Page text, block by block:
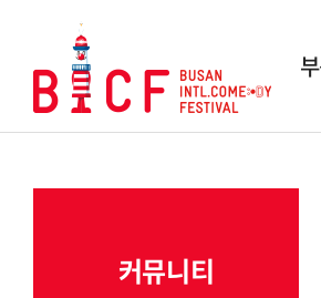
커뮤니티